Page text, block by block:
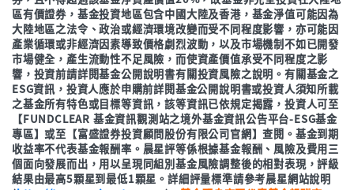
區有價證券，基金投資地區包含中國大陸及香港，基金淨值可能因為
大陸地區之法令、政治或經濟環境改變而受不同程度影響，亦可能因
產業循環或非經濟因素導致價格劇烈波動，以及市場機制不如已開發
市場健全，產生流動性不足風險，而使資產價值承受不同程度之影
響，投資前請詳閱基金公開說明書有關投資風險之說明。有關基金之
ESG資訊，投資人應於申購前詳閱基金公開說明書或投資人須知所載
之基金所有特色或目標等資訊，該等資訊已依規定揭露，投資人可至
【FUNDCLEAR 基金資訊觀測站之境外基金資訊公告平台-ESG基金
專區】或至【富盛證券投資顧問股份有限公司官網】查閱。基金到期
收益率不代表基金報酬率。晨星評等係根據基金報酬、風險及費用三
個面向發展而出，用以呈現同組別基金風險調整後的相對表現，評級
結果由最高5顆星到最低1顆星。詳細評量標準請參考晨星網站說明